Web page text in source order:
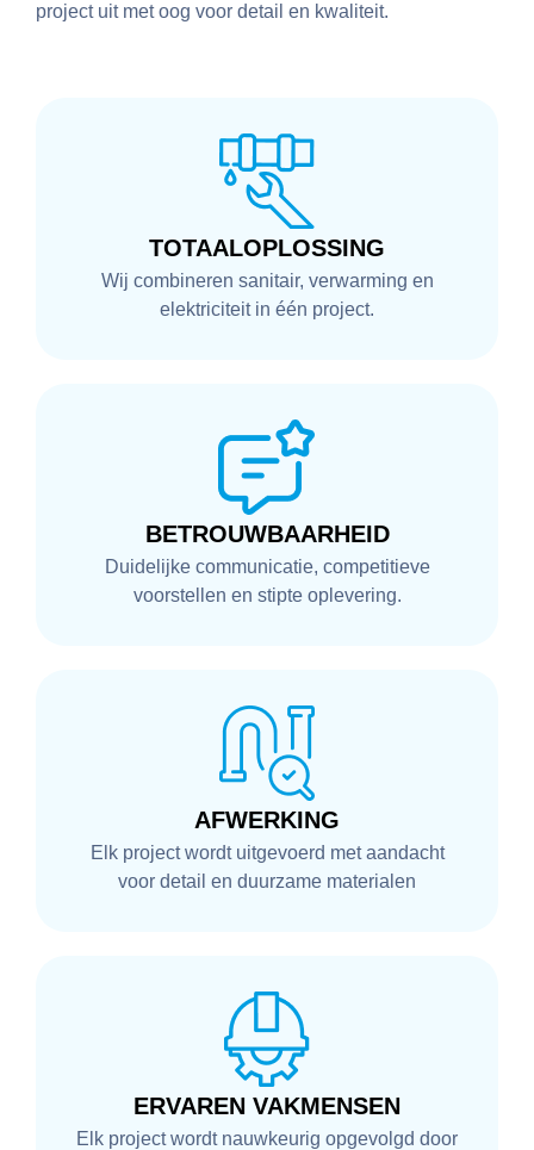
project uit met oog voor detail en kwaliteit.
TOTAALOPLOSSING
Wij combineren sanitair, verwarming en
elektriciteit in één project.
BETROUWBAARHEID
Duidelijke communicatie, competitieve
voorstellen en stipte oplevering.
AFWERKING
Elk project wordt uitgevoerd met aandacht
voor detail en duurzame materialen
ERVAREN VAKMENSEN
Elk project wordt nauwkeurig opgevolgd door